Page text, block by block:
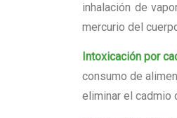
inhalación de
mercurio del
Intoxicación por
consumo de
eliminar el cadmio